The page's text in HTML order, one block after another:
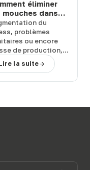
éliminer
mouches dans
étable ou une
: 3 solutions
du
, problèmes
ou encore
de production,
mouches peuvent
un
la suite